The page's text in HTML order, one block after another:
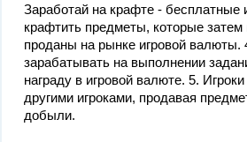
Заработай на крафте - бесплатные
крафтить предметы, которые затем
проданы на рынке игровой валюты.
зарабатывать на выполнении
награду в игровой валюте. 5. Игроки
другими игроками, продавая
добыли.